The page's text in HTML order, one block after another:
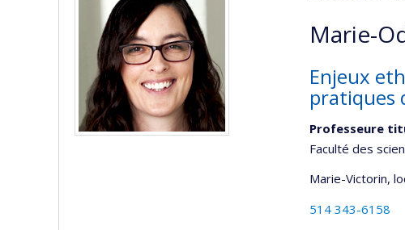
Marie-
Enjeux
pratiques
Professeure
Faculté des
Marie-Victorin,
514 343-6158